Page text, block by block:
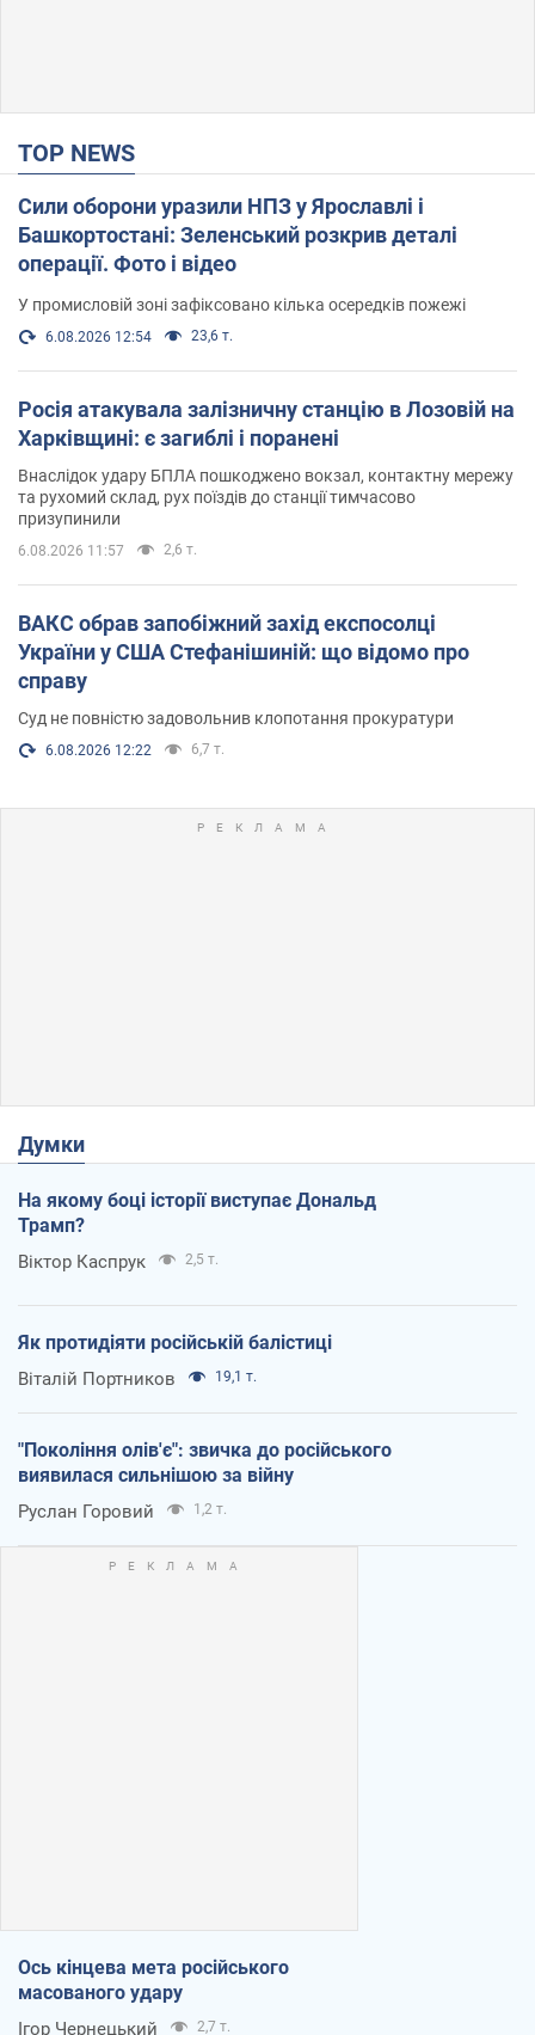
TOP NEWS
Сили оборони уразили НПЗ у Ярославлі і
Башкортостані: Зеленський розкрив деталі
операції. Фото і відео
У промисловій зоні зафіксовано кілька осередків пожежі
6.08.2026 12:54 23,6 т.
Росія атакувала залізничну станцію в Лозовій на
Харківщині: є загиблі і поранені
Внаслідок удару БПЛА пошкоджено вокзал, контактну мережу
та рухомий склад, рух поїздів до станції тимчасово
призупинили
6.08.2026 11:57 2,6 т.
ВАКС обрав запобіжний захід експосолці
України у США Стефанішиній: що відомо про
справу
Суд не повністю задовольнив клопотання прокуратури
6.08.2026 12:22 6,7 т.
Думки
На якому боці історії виступає Дональд
Трамп?
Віктор Каспрук 2,5 т.
Як протидіяти російській балістиці
Віталій Портников 19,1 т.
"Покоління олів'є": звичка до російського
виявилася сильнішою за війну
Руслан Горовий 1,2 т.
Ось кінцева мета російського
масованого удару
Ігор Чернецький 2,7 т.